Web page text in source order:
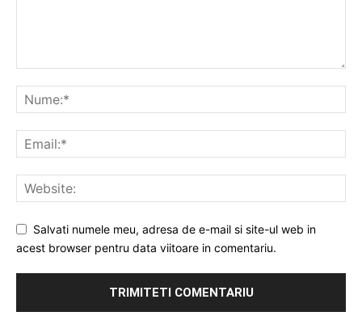
Salvati numele meu, adresa de e-mail si site-ul web in
acest browser pentru data viitoare in comentariu.